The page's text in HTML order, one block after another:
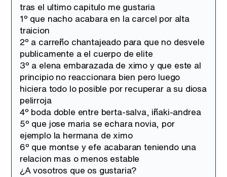
tras el ultimo capitulo me gustaria
1º que nacho acabara en la carcel por alta
traicion
2º a carreño chantajeado para que no desvele
publicamente a el cuerpo de elite
3º a elena embarazada de ximo y que este al
principio no reaccionara bien pero luego
hiciera todo lo posible por recuperar a su diosa
pelirroja
4º boda doble entre berta-salva, iñaki-andrea
5º que jose maria se echara novia, por
ejemplo la hermana de ximo
6º que montse y efe acabaran teniendo una
relacion mas o menos estable
¿A vosotros que os gustaria?